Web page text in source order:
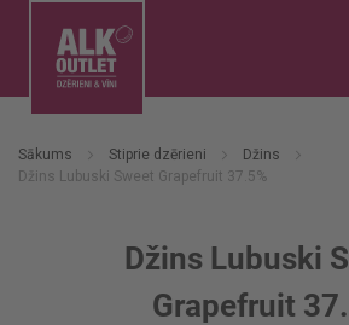
Sākums Stiprie dzērieni
Džins
Džins Lubuski Sweet Grapefruit 37.5%
Džins Lubuski
Grapefruit